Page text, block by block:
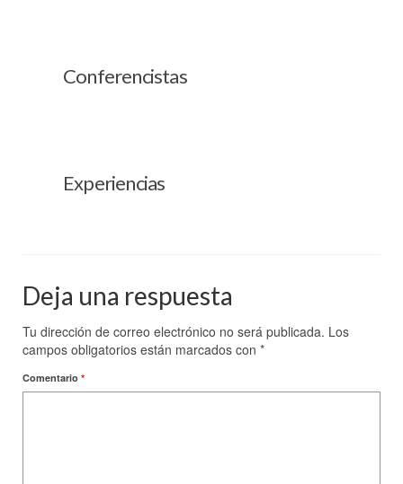
Conferencistas
Experiencias
Deja una respuesta
Tu dirección de correo electrónico no será publicada. Los
campos obligatorios están marcados con *
Comentario *